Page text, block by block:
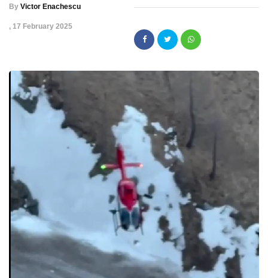
By Victor Enachescu
, 17 February 2025